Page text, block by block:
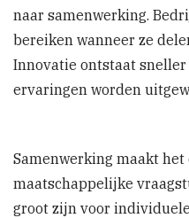
naar samenwerking.
bereiken wanneer ze
Innovatie ontstaat
ervaringen worden
Samenwerking maakt
maatschappelijke
groot zijn voor